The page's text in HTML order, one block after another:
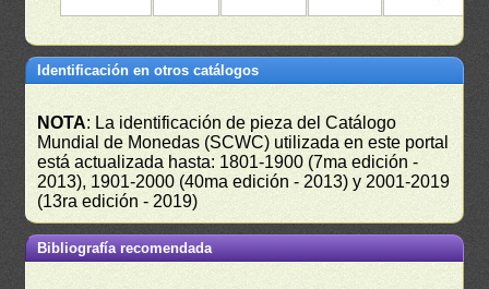
Identificación en otros catálogos
NOTA: La identificación de pieza del Catálogo
Mundial de Monedas (SCWC) utilizada en este portal
está actualizada hasta: 1801-1900 (7ma edición -
2013), 1901-2000 (40ma edición - 2013) y 2001-2019
(13ra edición - 2019)
Bibliografía recomendada